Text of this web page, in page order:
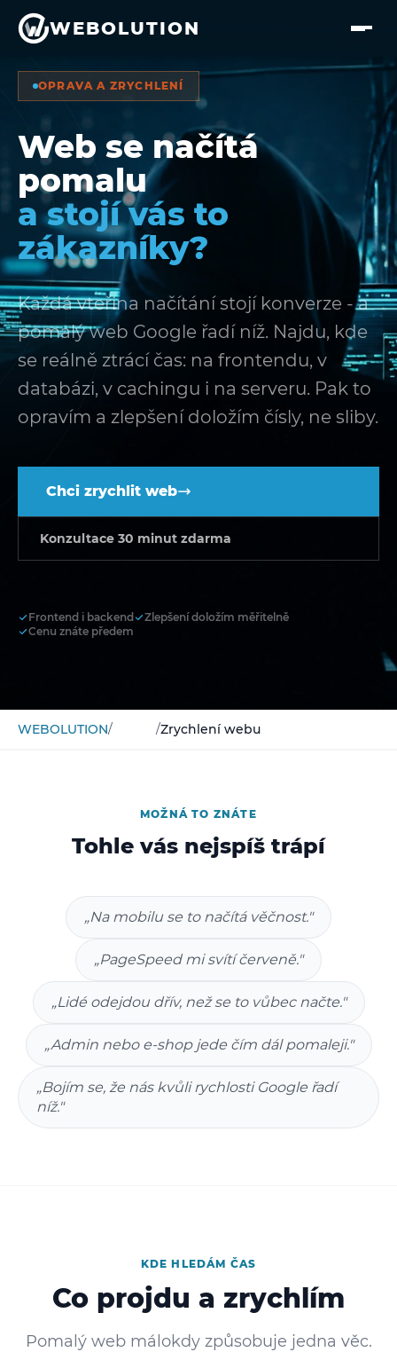
Přejít na hlavní obsah
WEBOLUTION
OPRAVA A ZRYCHLENÍ
Web se načítá
pomalu
a stojí vás to
zákazníky?
Každá vteřina načítání stojí konverze - a
pomalý web Google řadí níž. Najdu, kde
se reálně ztrácí čas: na frontendu, v
databázi, v cachingu i na serveru. Pak to
opravím a zlepšení doložím čísly, ne sliby.
Chci zrychlit web
Konzultace 30 minut zdarma
Frontend i backend
Zlepšení doložím měřitelně
Cenu znáte předem
WEBOLUTION/ /Zrychlení webu
MOŽNÁ TO ZNÁTE
Tohle vás nejspíš trápí
„Na mobilu se to načítá věčnost."
„PageSpeed mi svítí červeně."
„Lidé odejdou dřív, než se to vůbec načte."
„Admin nebo e-shop jede čím dál pomaleji."
„Bojím se, že nás kvůli rychlosti Google řadí
níž."
KDE HLEDÁM ČAS
Co projdu a zrychlím
Pomalý web málokdy způsobuje jedna věc.